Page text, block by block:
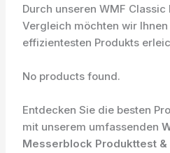
Durch unseren WMF
Vergleich möchten wir
effizientesten Produkts
No products found.
Entdecken Sie die besten
mit unserem umfassenden
Messerblock Produkttest &